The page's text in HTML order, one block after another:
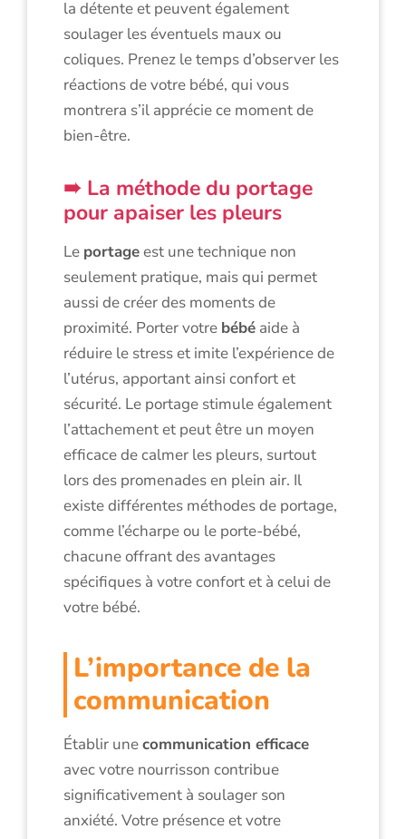
la détente et peuvent également
soulager les éventuels maux ou
coliques. Prenez le temps d’observer les
réactions de votre bébé, qui vous
montrera s’il apprécie ce moment de
bien-être.
La méthode du portage
pour apaiser les pleurs
Le portageest une technique non
seulement pratique, mais qui permet
aussi de créer des moments de
proximité. Porter votre bébé aide à
réduire le stress et imite l’expérience de
l’utérus, apportant ainsi confort et
sécurité. Le portage stimule également
l’attachement et peut être un moyen
efficace de calmer les pleurs, surtout
lors des promenades en plein air. Il
existe différentes méthodes de portage,
comme l’écharpe ou le porte-bébé,
chacune offrant des avantages
spécifiques à votre confort et à celui de
votre bébé.
L’importance de la
communication
Établir unecommunication efficace
avec votre nourrisson contribue
significativement à soulager son
anxiété. Votre présence et votre